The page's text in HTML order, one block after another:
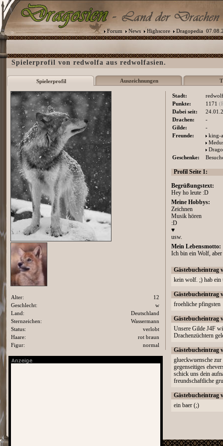
Forum News Highscore Dragopedia
Spielerprofil von redwolfa aus redwolfasien.
Spielerprofil Auszeichnungen
Stadt:
Punkte:
1171
Dabei seit:
Drachen:
-
Gilde:
-
Freunde:
king-
Geschenke:
Profil Seite 1:
Begrüßungstext:
Hey ho leute :D
Meine Hobbys:
Zeichnen
Musik hören
:D
♥
usw.
Mein Lebensmotto:
Ich bin ein Wolf,
Gästebucheintrag
kein wolf. ;) hab ein
Gästebucheintrag
froehliche pfingsten
Gästebucheintrag
Unsere Gilde J4F
Drachenzüchtern
Gästebucheintrag
glueckwuensche
gegenseitiges
schick uns dein
freundschaftliche
Gästebucheintrag
ein baer (;)
Alter:
12
Geschlecht:
w
Land:
Deutschland
Sternzeichen:
Wassermann
Status:
verlobt
Haare:
rot braun
Figur:
normal